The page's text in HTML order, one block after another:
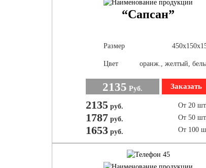
“Сапсан”
Размер
Цвет оранж., желтый,
2135 Руб. Заказать
2135руб.
1787 руб.
1653руб.
От 20
От 50
От 100